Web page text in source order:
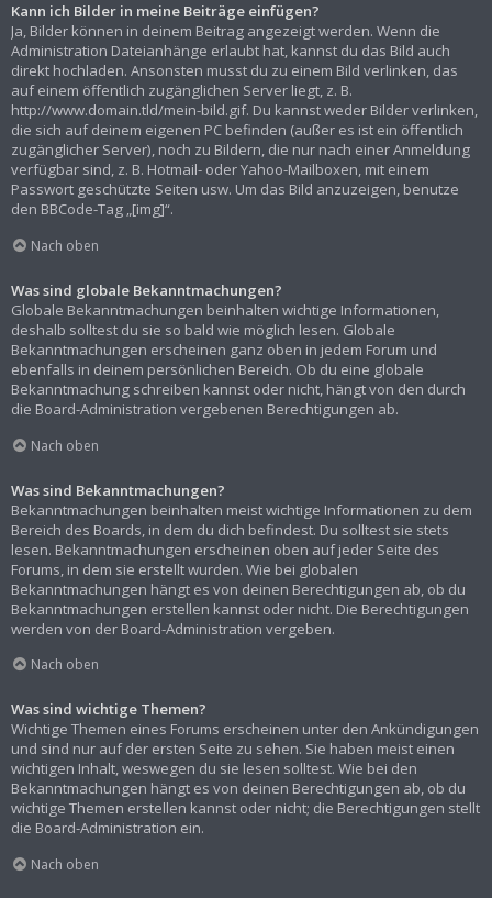
Kann ich Bilder in meine Beiträge einfügen?
Ja, Bilder können in deinem Beitrag angezeigt werden. Wenn die
Administration Dateianhänge erlaubt hat, kannst du das Bild auch
direkt hochladen. Ansonsten musst du zu einem Bild verlinken, das
auf einem öffentlich zugänglichen Server liegt, z. B.
http://www.domain.tld/mein-bild.gif. Du kannst weder Bilder verlinken,
die sich auf deinem eigenen PC befinden (außer es ist ein öffentlich
zugänglicher Server), noch zu Bildern, die nur nach einer Anmeldung
verfügbar sind, z. B. Hotmail- oder Yahoo-Mailboxen, mit einem
Passwort geschützte Seiten usw. Um das Bild anzuzeigen, benutze
den BBCode-Tag „[img]“.
Nach oben
Was sind globale Bekanntmachungen?
Globale Bekanntmachungen beinhalten wichtige Informationen,
deshalb solltest du sie so bald wie möglich lesen. Globale
Bekanntmachungen erscheinen ganz oben in jedem Forum und
ebenfalls in deinem persönlichen Bereich. Ob du eine globale
Bekanntmachung schreiben kannst oder nicht, hängt von den durch
die Board-Administration vergebenen Berechtigungen ab.
Nach oben
Was sind Bekanntmachungen?
Bekanntmachungen beinhalten meist wichtige Informationen zu dem
Bereich des Boards, in dem du dich befindest. Du solltest sie stets
lesen. Bekanntmachungen erscheinen oben auf jeder Seite des
Forums, in dem sie erstellt wurden. Wie bei globalen
Bekanntmachungen hängt es von deinen Berechtigungen ab, ob du
Bekanntmachungen erstellen kannst oder nicht. Die Berechtigungen
werden von der Board-Administration vergeben.
Nach oben
Was sind wichtige Themen?
Wichtige Themen eines Forums erscheinen unter den Ankündigungen
und sind nur auf der ersten Seite zu sehen. Sie haben meist einen
wichtigen Inhalt, weswegen du sie lesen solltest. Wie bei den
Bekanntmachungen hängt es von deinen Berechtigungen ab, ob du
wichtige Themen erstellen kannst oder nicht; die Berechtigungen stellt
die Board-Administration ein.
Nach oben